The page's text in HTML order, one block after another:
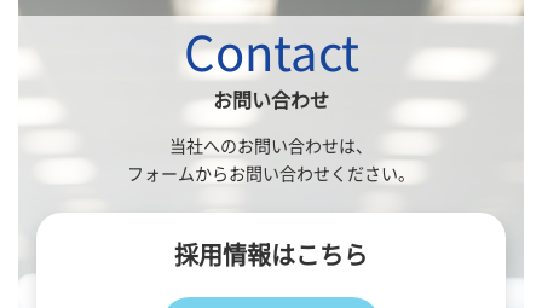
お問い合わせ
Contact
当社へのお問い合わせは、
フォームからお問い合わせください。
採用情報はこちら